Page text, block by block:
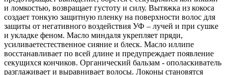
и ломкостью, возвращает густоту и силу. Вытяжка из кокоса
создает тонкую защитную пленку на поверхности волос для
защиты от негативного воздействия УФ – лучей и при сушке
и укладке феном. Масло миндаля укрепляет пряди,
усиливаетестественное сияние и блеск. Масло иллипе
восстанавливает по всей длине и предупреждает появление
секущихся кончиков. Органический бальзам - ополаскиватель
разглаживает и выравнивает волосы. Локоны становятся